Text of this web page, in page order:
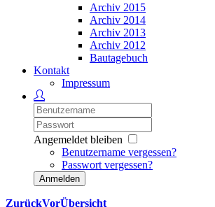
Archiv 2015
Archiv 2014
Archiv 2013
Archiv 2012
Bautagebuch
Kontakt
Impressum
Angemeldet bleiben
Benutzername vergessen?
Passwort vergessen?
Anmelden
ZurückVorÜbersicht